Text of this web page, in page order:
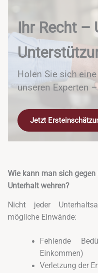
Ihr Recht –
Holen Sie sich
unseren Experten
Jetzt
Wie kann man sich
Unterhalt wehren?
Nicht jeder
mögliche Einwände:
Fehlende
Einkommen)
Verletzung der